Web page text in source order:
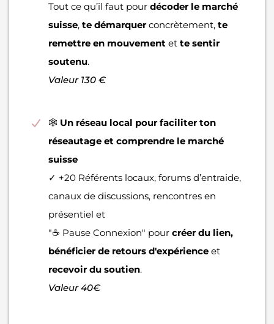
Tout ce qu’il faut pour décoder le marché
suisse, te démarquerconcrètement, te
remettre en mouvement et te sentir
soutenu.
Valeur 130 €
🕸 Un réseau local pour faciliter ton
réseautage et comprendre le marché
suisse
✓ +20 Référents locaux, forums d’entraide,
canaux de discussions, rencontres en
présentiel et
"☕ Pause Connexion" pour créer du lien,
bénéficier de retours d'expérience et
recevoir du soutien.
Valeur 40€